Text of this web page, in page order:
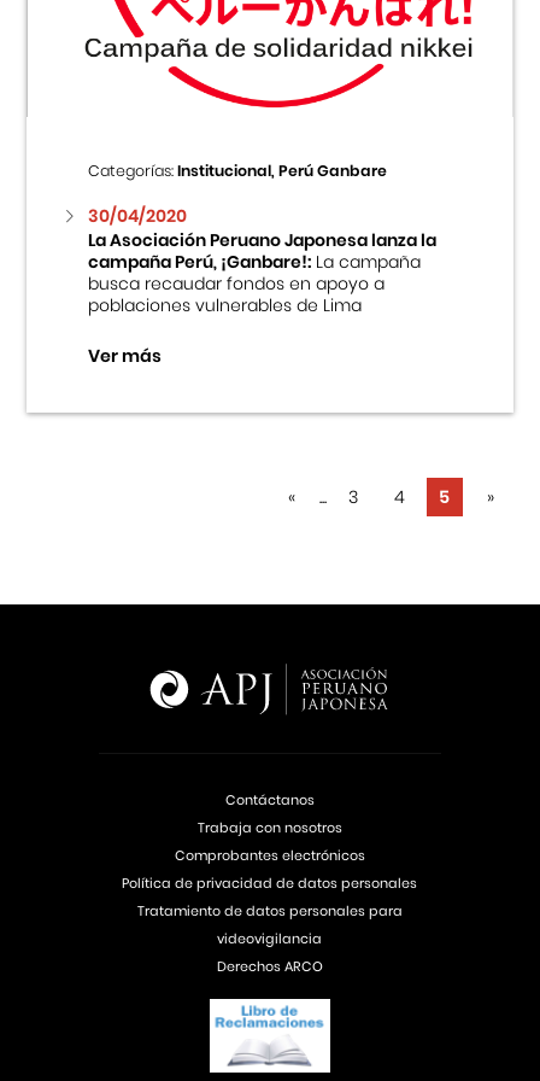
Centro Cultural Peruano Japonés
Museo de la Inmigración Japonesa
Fondo Editorial
Teatro Peruano Japonés
Categorías:Institucional, Perú Ganbare
30/04/2020
La Asociación Peruano Japonesa lanza la
campaña Perú, ¡Ganbare!:La campaña
busca recaudar fondos en apoyo a
poblaciones vulnerables de Lima
Ver más
« ... 3 4 5 »
Contáctanos
Trabaja con nosotros
Comprobantes electrónicos
Política de privacidad de datos personales
Tratamiento de datos personales para
videovigilancia
Derechos ARCO